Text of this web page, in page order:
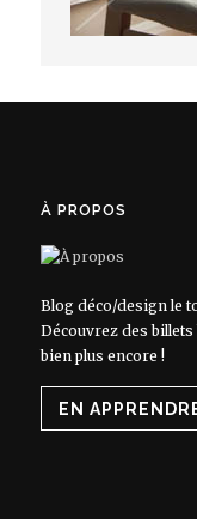
À PROPOS
Blog déco/design le
Découvrez des
bien plus encore !
EN